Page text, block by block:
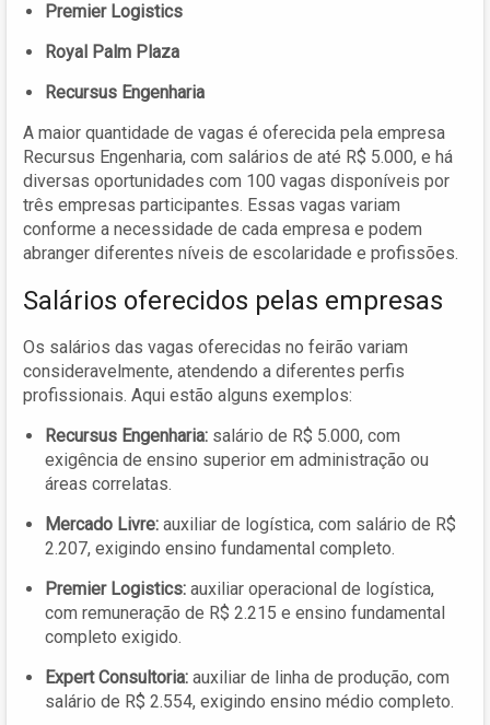
Premier Logistics
Royal Palm Plaza
Recursus Engenharia
A maior quantidade de vagas é oferecida pela empresa
Recursus Engenharia, com salários de até R$ 5.000, e há
diversas oportunidades com 100 vagas disponíveis por
três empresas participantes. Essas vagas variam
conforme a necessidade de cada empresa e podem
abranger diferentes níveis de escolaridade e profissões.
Salários oferecidos pelas empresas
Os salários das vagas oferecidas no feirão variam
consideravelmente, atendendo a diferentes perfis
profissionais. Aqui estão alguns exemplos:
Recursus Engenharia: salário de R$ 5.000, com
exigência de ensino superior em administração ou
áreas correlatas.
Mercado Livre: auxiliar de logística, com salário de R$
2.207, exigindo ensino fundamental completo.
Premier Logistics: auxiliar operacional de logística,
com remuneração de R$ 2.215 e ensino fundamental
completo exigido.
Expert Consultoria: auxiliar de linha de produção, com
salário de R$ 2.554, exigindo ensino médio completo.